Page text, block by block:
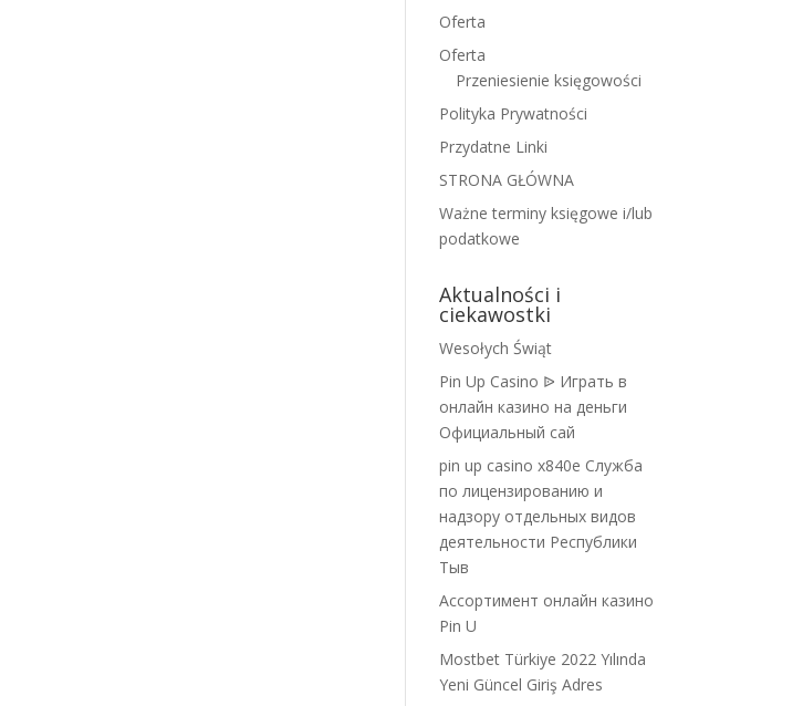
Oferta
Oferta
Przeniesienie księgowości
Polityka Prywatności
Przydatne Linki
STRONA GŁÓWNA
Ważne terminy księgowe i/lub
podatkowe
Aktualności i
ciekawostki
Wesołych Świąt
Pin Up Casino ᐉ Играть в
онлайн казино на деньги
Официальный сай
pin up casino x840e Служба
по лицензированию и
надзору отдельных видов
деятельности Республики
Тыв
Ассортимент онлайн казино
Pin U
Mostbet Türkiye 2022 Yılında
Yeni Güncel Giriş Adres